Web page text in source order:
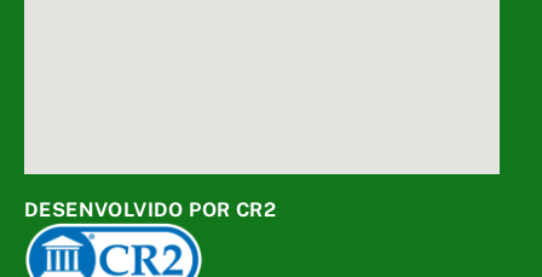
DESENVOLVIDO POR CR2